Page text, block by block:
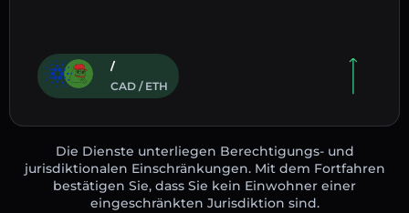
/
CAD / ETH
Die Dienste unterliegen Berechtigungs- und
jurisdiktionalen Einschränkungen. Mit dem Fortfahren
bestätigen Sie, dass Sie kein Einwohner einer
eingeschränkten Jurisdiktion sind.